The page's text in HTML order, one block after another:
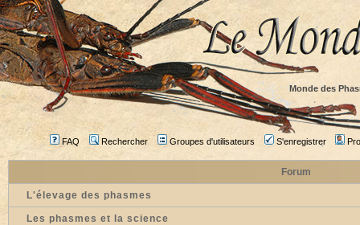
Monde des
FAQ Rechercher Groupes d'utilisateurs S'enregistrer
Forum
L'élevage des phasmes
Les phasmes et la science